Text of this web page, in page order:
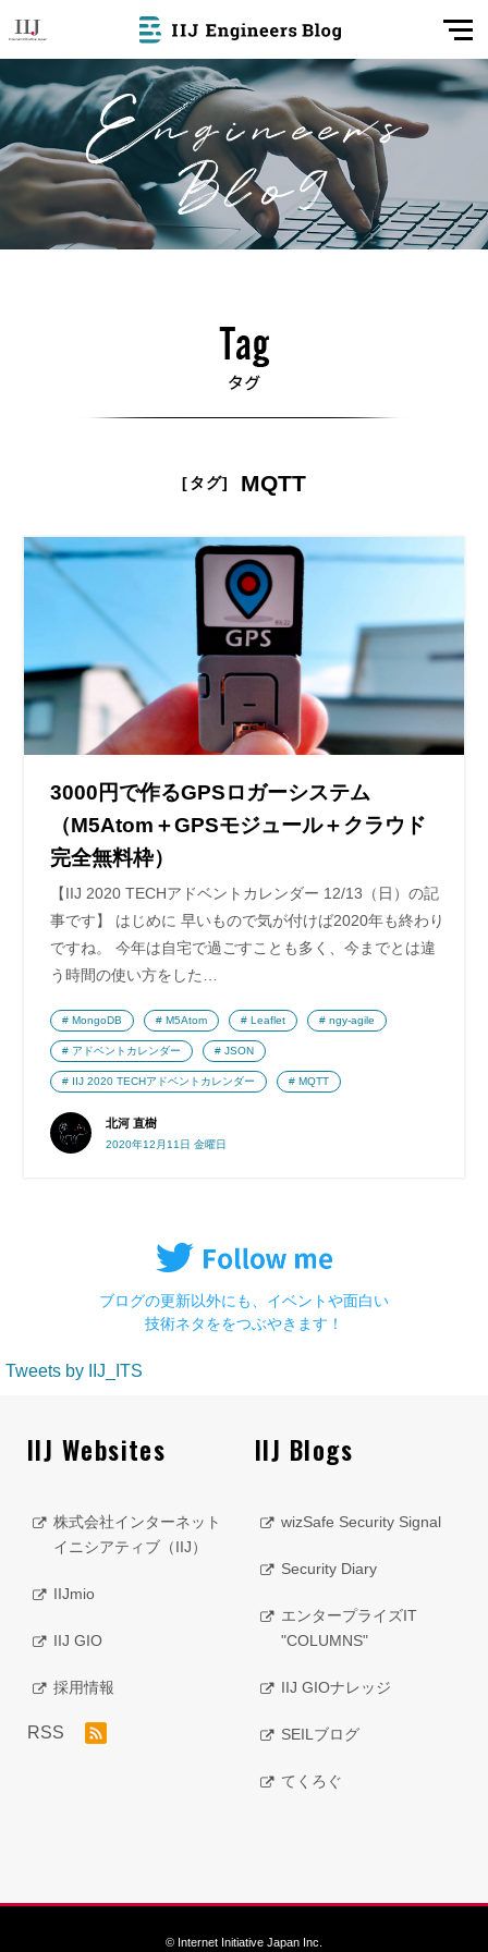
[タグ] MQTT
3000円で作るGPSロガーシステム
（M5Atom＋GPSモジュール＋クラウド
完全無料枠）
【IIJ 2020 TECHアドベントカレンダー 12/13（日）の記
事です】 はじめに 早いもので気が付けば2020年も終わり
ですね。 今年は自宅で過ごすことも多く、今までとは違
う時間の使い方をした…
北河 直樹
2020年12月11日 金曜日
MongoDB M5Atom Leaflet ngy-agile
アドベントカレンダー JSON
IIJ 2020 TECHアドベントカレンダー MQTT
ブログの更新以外にも、イベントや面白い
技術ネタををつぶやきます！
Tweets by IIJ_ITS
IIJ Websites
株式会社インターネット
イニシアティブ（IIJ）
IIJmio
IIJ GIO
採用情報
RSS
IIJ Blogs
wizSafe Security Signal
Security Diary
エンタープライズIT
"COLUMNS"
IIJ GIOナレッジ
SEILブログ
てくろぐ
© Internet Initiative Japan Inc.